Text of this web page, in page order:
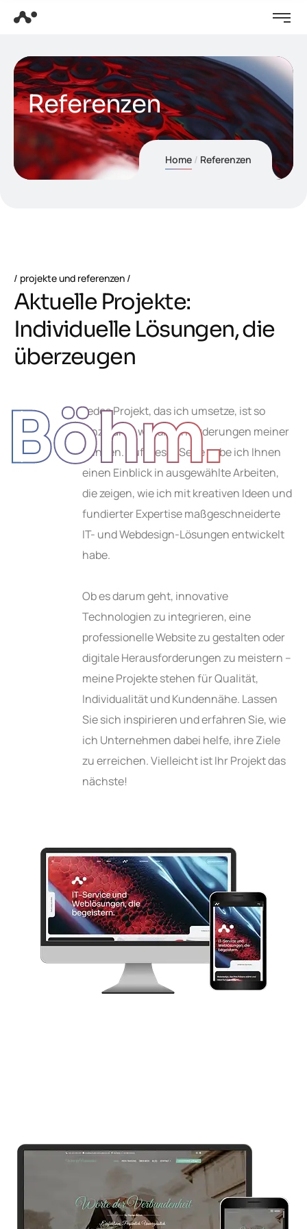
Referenzen
Home Referenzen
projekte und referenzen
Aktuelle Projekte:
Individuelle Lösungen,die
überzeugen
Jedes Projekt, das ich umsetze, ist so
einzigartig wie die Anforderungen meiner
Kunden. Auf dieser Seite gebe ich Ihnen
einen Einblick in ausgewählte Arbeiten,
die zeigen, wie ich mit kreativen Ideen und
fundierter Expertise maßgeschneiderte
IT- und Webdesign-Lösungen entwickelt
habe.
Ob es darum geht, innovative
Technologien zu integrieren, eine
professionelle Website zu gestalten oder
digitale Herausforderungen zu meistern –
meine Projekte stehen für Qualität,
Individualität und Kundennähe. Lassen
Sie sich inspirieren und erfahren Sie, wie
ich Unternehmen dabei helfe, ihre Ziele
zu erreichen. Vielleicht ist Ihr Projekt das
nächste!
Böhm.